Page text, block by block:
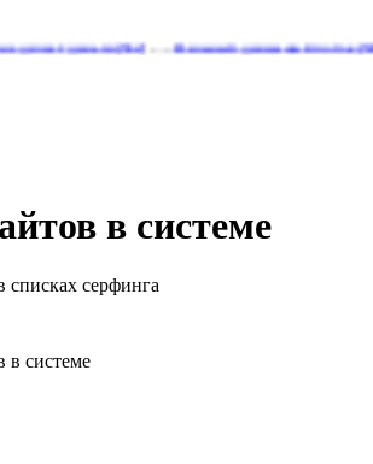
деньги(562)…Реальный денежный поток(591)…
в системе
списках серфинга
в системе